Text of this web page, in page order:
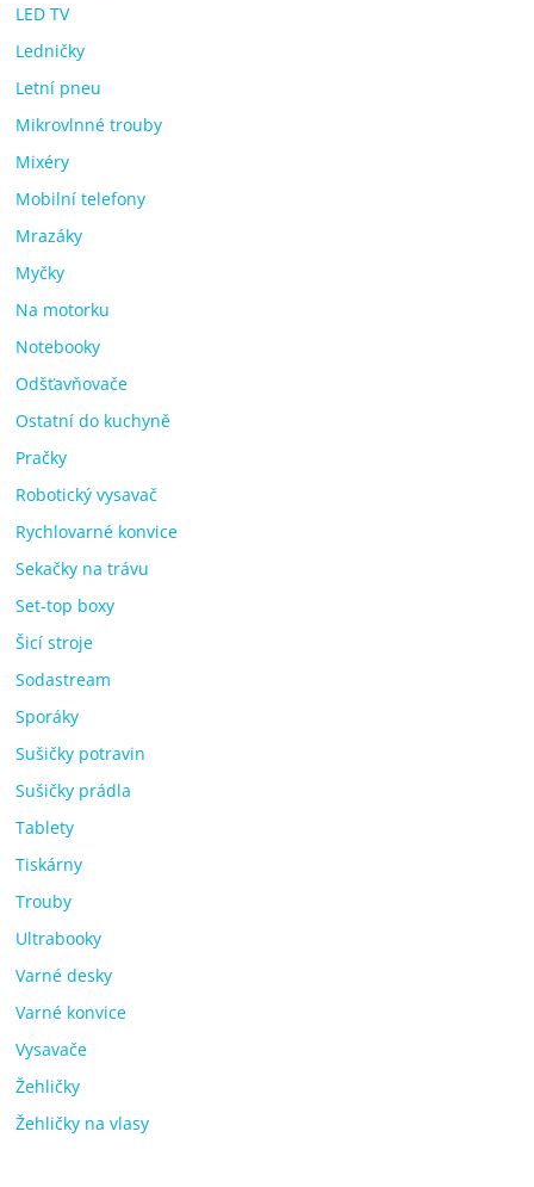
LED TV
Ledničky
Letní pneu
Mikrovlnné trouby
Mixéry
Mobilní telefony
Mrazáky
Myčky
Na motorku
Notebooky
Odšťavňovače
Ostatní do kuchyně
Pračky
Robotický vysavač
Rychlovarné konvice
Sekačky na trávu
Set-top boxy
Šicí stroje
Sodastream
Sporáky
Sušičky potravin
Sušičky prádla
Tablety
Tiskárny
Trouby
Ultrabooky
Varné desky
Varné konvice
Vysavače
Žehličky
Žehličky na vlasy